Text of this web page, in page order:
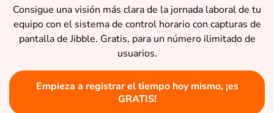
Consigue una visión más clara de la jornada laboral de tu
equipo con el sistema de control horario con capturas de
pantalla de Jibble. Gratis, para un número ilimitado de
usuarios.
Empieza a registrar el tiempo hoy mismo, ¡es
GRATIS!